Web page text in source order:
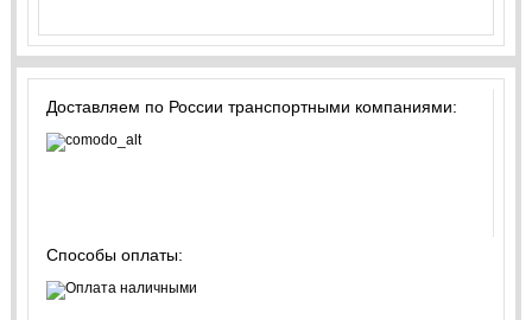
Доставляем по России транспортными компаниями:
Способы оплаты: